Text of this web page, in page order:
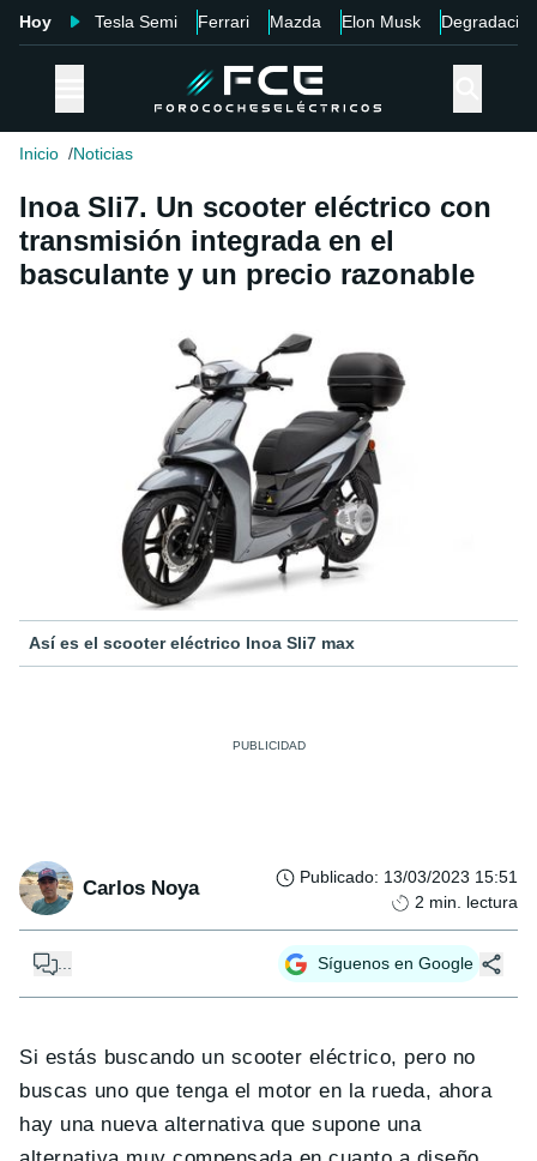
Hoy Tesla Semi Ferrari Mazda Elon Musk Degradación
Inicio Noticias
Inoa Sli7. Un scooter eléctrico con
transmisión integrada en el
basculante y un precio razonable
Así es el scooter eléctrico Inoa Sli7 max
Carlos Noya Publicado: 13/03/2023 15:51
2 min. lectura
... Síguenos en Google
Si estás buscando un scooter eléctrico, pero no
buscas uno que tenga el motor en la rueda, ahora
hay una nueva alternativa que supone una